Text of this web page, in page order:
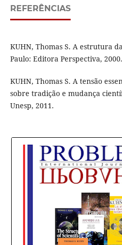
REFERÊNCIAS
KUHN, Thomas S. A estrutura
Paulo: Editora Perspectiva, 2000.
KUHN, Thomas S. A tensão
sobre tradição e mudança
Unesp, 2011.